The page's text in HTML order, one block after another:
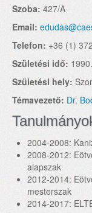
Szoba: 427/A
Email:
Telefon: +36 (1)
Születési idő:
Születési hely:
Témavezető: Dr.
2004-2008:
2008-2012:
alapszak
2012-2014:
mesterszak
2014-2017: